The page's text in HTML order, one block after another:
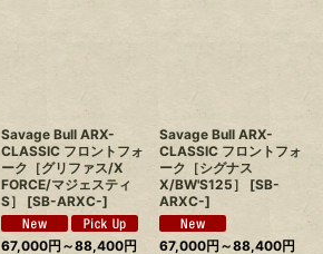
Savage Bull ARX-
CLASSIC フロントフォ
ーク［グリファス/X
FORCE/マジェスティ
S］
[SB-ARXC-]
67,000円 ～88,400円
Savage Bull ARX-
CLASSIC フロントフォ
ーク［シグナス
X/BW'S125］
[SB-
ARXC-]
67,000円 ～88,400円